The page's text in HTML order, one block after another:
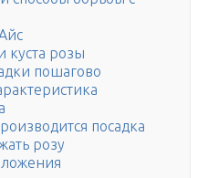
куста розы
пошагово
посадка
розу